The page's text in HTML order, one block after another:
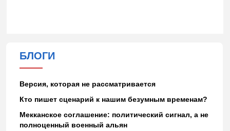
БЛОГИ
Версия, которая не рассматривается
Кто пишет сценарий к нашим безумным временам?
Мекканское соглашение: политический сигнал, а не
полноценный военный альян